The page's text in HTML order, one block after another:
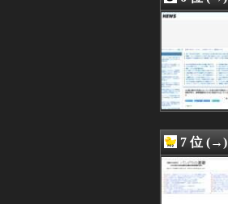
08/08 17:00
08/08 17:00
08/08 17:00
08/08 17:00
08/08 17:00
08/08 17:00
08/08 16:59
08/08 16:58
08/08 16:58
08/08 16:57
08/08 16:55
08/08 16:54
7 位 (→)